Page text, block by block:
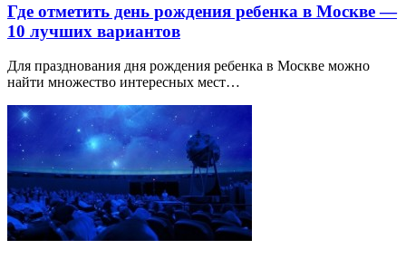
Где отметить день рождения ребенка в Москве —
10 лучших вариантов
Для празднования дня рождения ребенка в Москве можно
найти множество интересных мест…